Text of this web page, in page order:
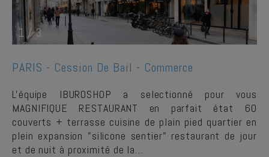
1/3
PARIS - Cession De Bail - Commerce
L'équipe IBUROSHOP a selectionné pour vous
MAGNIFIQUE RESTAURANT en parfait état 60
couverts + terrasse cuisine de plain pied quartier en
plein expansion "silicone sentier" restaurant de jour
et de nuit à proximité de la…